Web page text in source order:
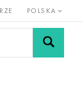
POLSKA
i